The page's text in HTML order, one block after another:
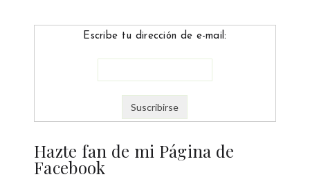
Escribe tu dirección de e-mail:
Hazte fan de mi Página de
Facebook